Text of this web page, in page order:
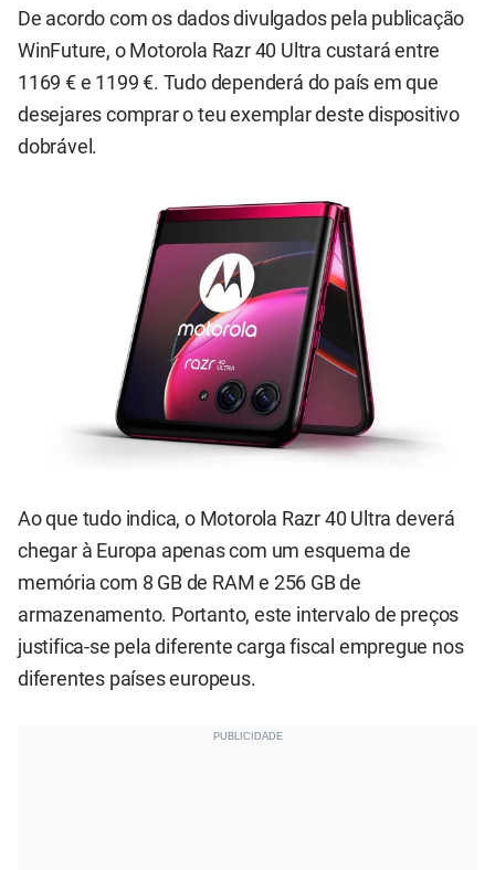
De acordo com os dados divulgados pela publicação
WinFuture, o Motorola Razr 40 Ultra custará entre
1169 € e 1199 €. Tudo dependerá do país em que
desejares comprar o teu exemplar deste dispositivo
dobrável.
Ao que tudo indica, o Motorola Razr 40 Ultra deverá
chegar à Europa apenas com um esquema de
memória com 8 GB de RAM e 256 GB de
armazenamento. Portanto, este intervalo de preços
justifica-se pela diferente carga fiscal empregue nos
diferentes países europeus.